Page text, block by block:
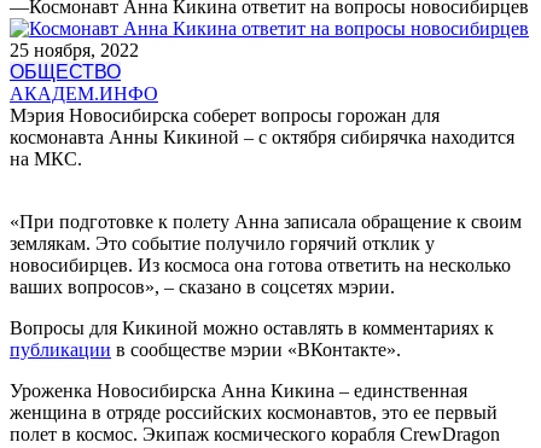
—Космонавт Анна Кикина ответит на вопросы новосибирцев
25 ноября, 2022
ОБЩЕСТВО
АКАДЕМ.ИНФО
Мэрия Новосибирска соберет вопросы горожан для
космонавта Анны Кикиной – с октября сибирячка находится
на МКС.
«При подготовке к полету Анна записала обращение к своим
землякам. Это событие получило горячий отклик у
новосибирцев. Из космоса она готова ответить на несколько
ваших вопросов», – сказано в соцсетях мэрии.
Вопросы для Кикиной можно оставлять в комментариях к
публикации в сообществе мэрии «ВКонтакте».
Уроженка Новосибирска Анна Кикина – единственная
женщина в отряде российских космонавтов, это ее первый
полет в космос. Экипаж космического корабля CrewDragon